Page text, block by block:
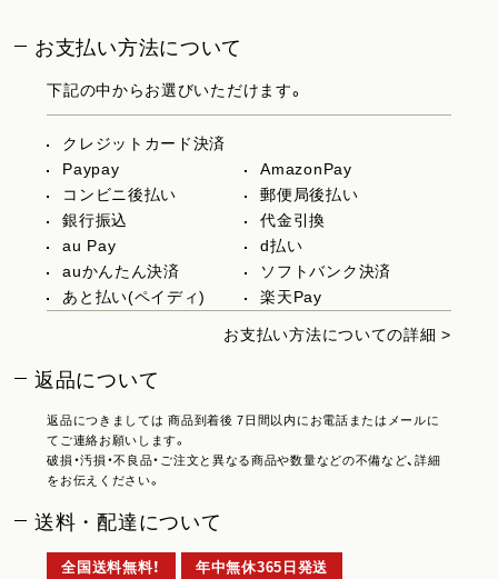
お支払い方法について
下記の中からお選びいただけます。
クレジットカード決済
Paypay
AmazonPay
コンビニ後払い
郵便局後払い
銀行振込
代金引換
au Pay
d払い
auかんたん決済
ソフトバンク決済
あと払い(ペイディ)
楽天Pay
お支払い方法についての詳細 >
返品について
返品につきましては 商品到着後 7日間以内にお電話またはメールに
てご連絡お願いします。
破損・汚損・不良品・ご注文と異なる商品や数量などの不備など、詳細
をお伝えください。
送料・配達について
全国送料無料！ 年中無休365日発送